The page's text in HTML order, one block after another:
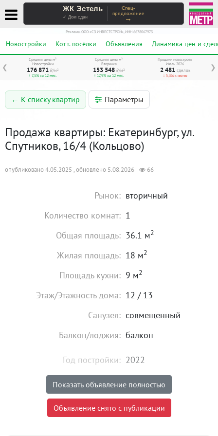
ЖК Эстель
✓ Дом сдан
Спец-
предложение
→
Реклама. ООО «СЗ ИНВЕСТСТРОЙ», ИНН 6678067973
Новостройки Котт. посёлки Объявления Динамика цен и
❮ ❯
Средняя цена м²
Новостройки
176 871 ₽/м²
↑ 7,5% за 12 мес.
Средняя цена м²
Вторичка
153 548 ₽/м²
↑ 17,9% за 12 мес.
Продажи новостроек
Июль 2026
2 481 сделок
↓ 5,3% к июню
← К списку квартир Параметры
Продажа квартиры: Екатеринбург, ул.
Спутников, 16/4 (Кольцово)
опубликовано 4.05.2025 , обновлено 5.08.2026 66
Рынок: вторичный
Количество комнат: 1
Общая площадь: 36.1 м2
Жилая площадь: 18 м2
Площадь кухни: 9 м2
Этаж/Этажность дома: 12 / 13
Санузел: совмещенный
Балкон/лоджия: балкон
Год постройки: 2022
Высота потолков:
Состояние: хорошее
Показать объявление полностью
Объявление снято с публикации